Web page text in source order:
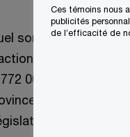
sont soumises
ou
000 clients à
de
Ces témoins nous
publicités
de l’efficacité de